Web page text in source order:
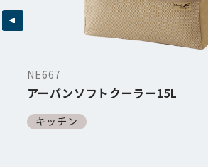
ーバンソフトクーラー15L
キッチン